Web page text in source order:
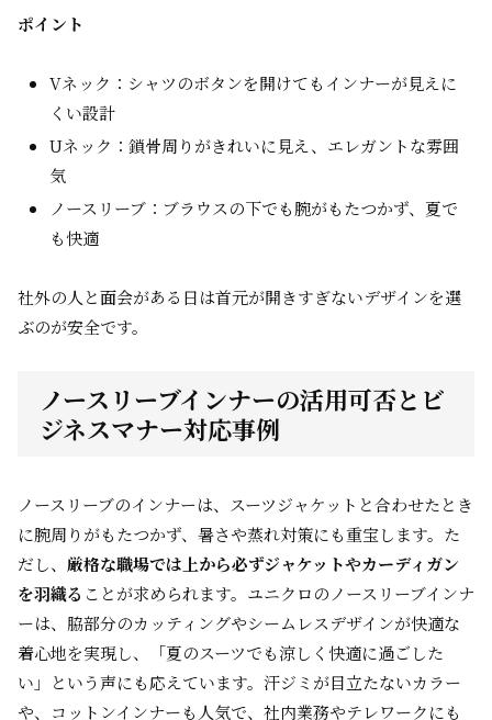
ポイント
Vネック：シャツのボタンを開けてもインナーが見えに
くい設計
Uネック：鎖骨周りがきれいに見え、エレガントな雰囲
気
ノースリーブ：ブラウスの下でも腕がもたつかず、夏で
も快適
社外の人と面会がある日は首元が開きすぎないデザインを選
ぶのが安全です。
ノースリーブインナーの活用可否とビ
ジネスマナー対応事例
ノースリーブのインナーは、スーツジャケットと合わせたとき
に腕周りがもたつかず、暑さや蒸れ対策にも重宝します。た
だし、 厳格な職場では上から必ずジャケットやカーディガン
を羽織る ことが求められます。ユニクロのノースリーブインナ
ーは、脇部分のカッティングやシームレスデザインが快適な
着心地を実現し、「夏のスーツでも涼しく快適に過ごした
い」という声にも応えています。汗ジミが目立たないカラー
や、コットンインナーも人気で、社内業務やテレワークにも